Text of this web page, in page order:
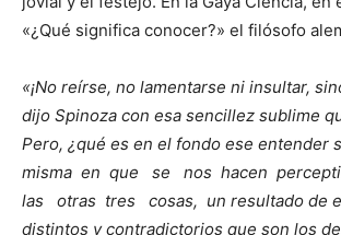
«¿Qué significa conocer?» el filósofo
«¡No reírse, no lamentarse ni insultar,
dijo Spinoza con esa sencillez sublime
Pero, ¿qué es en el fondo ese entender
misma en que se nos hacen
las otras tres cosas, un resultado de
distintos y contradictorios que son los